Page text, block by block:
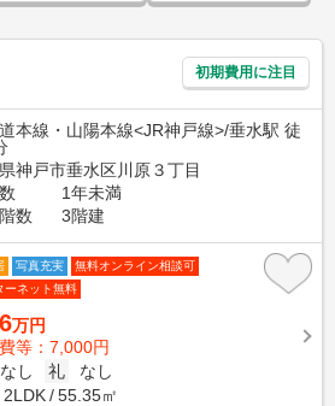
初期費用に注目
本線・山陽本線<JR神戸線>/垂水駅 徒
神戸市垂水区川原３丁目
1年未満
数
3階建
写真充実
無料オンライン相談可
ーネット無料
万円
等：7,000円
なし 礼
なし
2LDK 55.35㎡